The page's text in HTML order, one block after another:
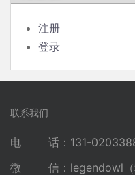
注册
登录
联系我们
电 话：131-
微 信：legendowl（科